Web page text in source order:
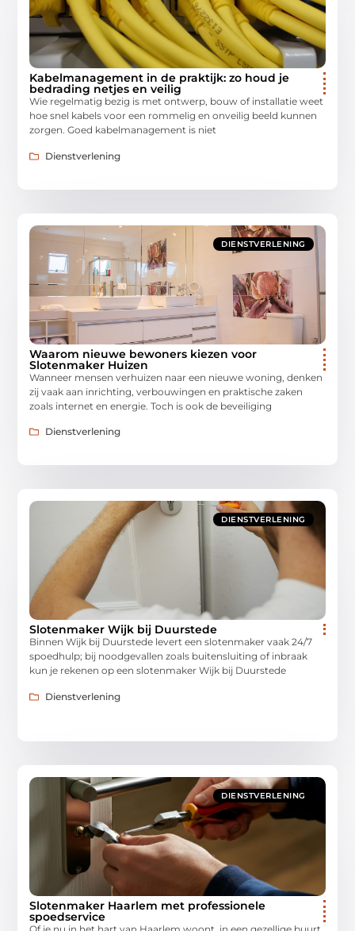
Kabelmanagement in de praktijk: zo houd je
bedrading netjes en veilig
Wie regelmatig bezig is met ontwerp, bouw of installatie weet
hoe snel kabels voor een rommelig en onveilig beeld kunnen
zorgen. Goed kabelmanagement is niet
Dienstverlening
DIENSTVERLENING
Waarom nieuwe bewoners kiezen voor
Slotenmaker Huizen
Wanneer mensen verhuizen naar een nieuwe woning, denken
zij vaak aan inrichting, verbouwingen en praktische zaken
zoals internet en energie. Toch is ook de beveiliging
Dienstverlening
DIENSTVERLENING
Slotenmaker Wijk bij Duurstede
Binnen Wijk bij Duurstede levert een slotenmaker vaak 24/7
spoedhulp; bij noodgevallen zoals buitensluiting of inbraak
kun je rekenen op een slotenmaker Wijk bij Duurstede
Dienstverlening
DIENSTVERLENING
Slotenmaker Haarlem met professionele
spoedservice
Of je nu in het hart van Haarlem woont, in een gezellige buurt